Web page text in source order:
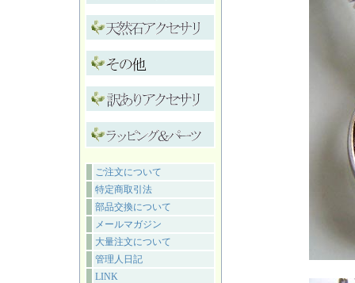
ご注文について
特定商取引法
部品交換について
メールマガジン
大量注文について
管理人日記
LINK